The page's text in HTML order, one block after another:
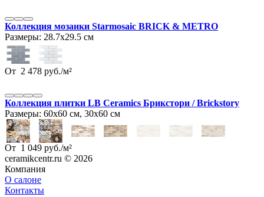
Коллекция мозаики Starmosaic BRICK & METRO
Размеры: 28.7х29.5 см
От 2 478 руб./м²
Коллекция плитки LB Ceramics Брикстори / Brickstory
Размеры: 60х60 см, 30х60 см
От 1 049 руб./м²
ceramikcentr.ru © 2026
Компания
О салоне
Контакты